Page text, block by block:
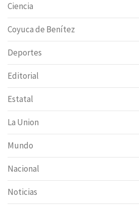
Ciencia
Coyuca de Benítez
Deportes
Editorial
Estatal
La Union
Mundo
Nacional
Noticias